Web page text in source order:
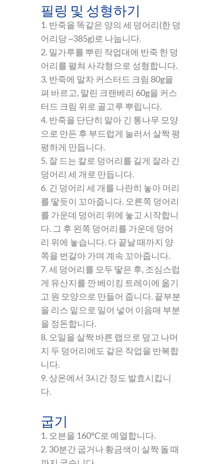
필링 및 성형하기
1. 반죽을 똑같은 양의 세 덩어리(한 덩
어리당 ~385g)로 나눕니다.
2. 밀가루를 뿌린 작업대에 반죽 한 덩
어리를 펼쳐 사각형으로 성형합니다.
3. 반죽에 말차 커스터드 크림 80g을
펴 바르고, 말린 크랜베리 60g을 커스
터드 크림 위로 골고루 뿌립니다.
4. 반죽을 단단히 말아 긴 통나무 모양
으로 만든 후 부드럽게 눌러서 살짝 평
평하게 만듭니다.
5. 잘 드는 칼로 덩어리를 길게 잘라 긴
덩어리 세 개로 만듭니다.
6. 긴 덩어리 세 개를 나란히 놓아 머리
를 땋듯이 꼬아줍니다. 오른쪽 덩어리
를 가운데 덩어리 위에 놓고 시작합니
다. 그 후 왼쪽 덩어리를 가운데 덩어
리 위에 놓습니다. 다 끝날 때까지 양
쪽을 번갈아 가며 계속 꼬아줍니다.
7. 세 덩어리를 모두 땋은 후, 조심스럽
게 유산지를 깐 베이킹 트레이에 옮기
고 원 모양으로 만들어 줍니다. 끝부분
을 리스 밑으로 밀어 넣어 이음매 부분
을 정돈합니다.
8. 오일을 살짝 바른 랩으로 덮고 나머
지 두 덩어리에도 같은 작업을 반복합
니다.
9. 상온에서 3시간 정도 발효시킵니
다.
굽기
1. 오븐을 160°C로 예열합니다.
2. 30분간 굽거나 황금색이 살짝 돌 때